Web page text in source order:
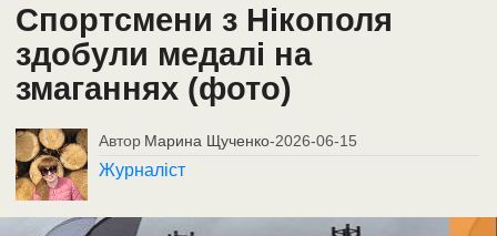
Спортсмени з Нікополя
здобули медалі на
змаганнях (фото)
Автор Марина Щученко-2026-06-15
Журналіст